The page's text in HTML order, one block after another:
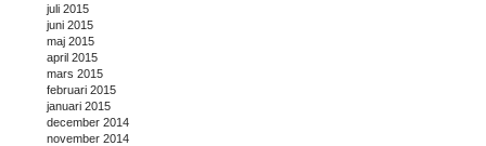
juli 2015
juni 2015
maj 2015
april 2015
mars 2015
februari 2015
januari 2015
december 2014
november 2014